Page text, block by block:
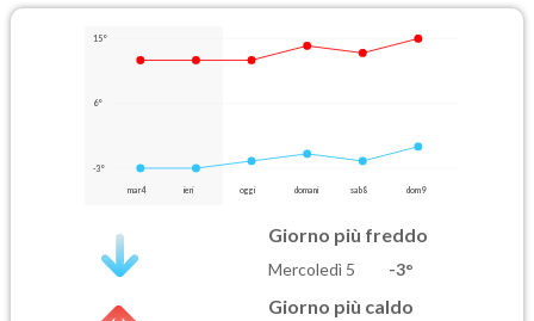
15°
6°
-3°
mar 4 ieri oggi domani sab 8 dom 9
Giorno più freddo
Mercoledì 5 -3°
Giorno più caldo